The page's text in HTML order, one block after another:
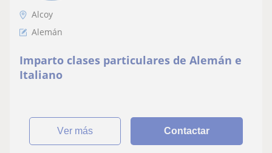
Alcoy
Alemán
Imparto clases particulares de Alemán e
Italiano
ver más Contactar